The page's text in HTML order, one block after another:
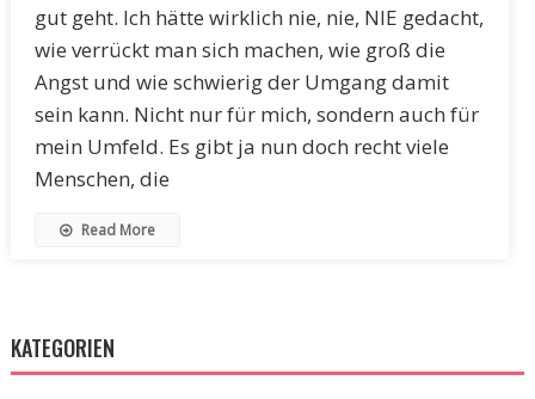
gut geht. Ich hätte wirklich nie, nie, NIE gedacht,
wie verrückt man sich machen, wie groß die
Angst und wie schwierig der Umgang damit
sein kann. Nicht nur für mich, sondern auch für
mein Umfeld. Es gibt ja nun doch recht viele
Menschen, die
Read More
KATEGORIEN